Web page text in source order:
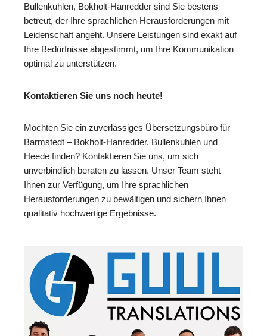
Bullenkuhlen, Bokholt-Hanredder sind Sie bestens
betreut, der Ihre sprachlichen Herausforderungen mit
Leidenschaft angeht. Unsere Leistungen sind exakt auf
Ihre Bedürfnisse abgestimmt, um Ihre Kommunikation
optimal zu unterstützen.
Kontaktieren Sie uns noch heute!
Möchten Sie ein zuverlässiges Übersetzungsbüro für
Barmstedt – Bokholt-Hanredder, Bullenkuhlen und
Heede finden? Kontaktieren Sie uns, um sich
unverbindlich beraten zu lassen. Unser Team steht
Ihnen zur Verfügung, um Ihre sprachlichen
Herausforderungen zu bewältigen und sichern Ihnen
qualitativ hochwertige Ergebnisse.